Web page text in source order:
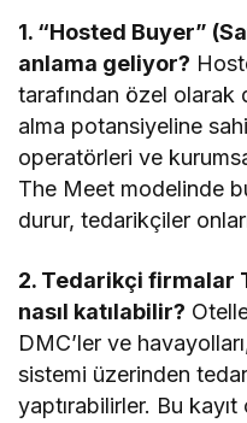
1. “Hosted Buyer”
anlama geliyor?
tarafından özel olarak
alma potansiyeline
operatörleri ve
The Meet modelinde
durur, tedarikçiler
2. Tedarikçi firmalar
nasıl katılabilir?
DMC’ler ve
sistemi üzerinden
yaptırabilirler. Bu